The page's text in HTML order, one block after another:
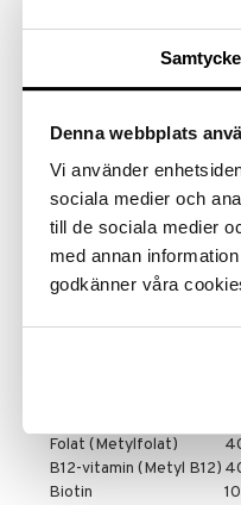
Samtycke
Denna webbplats
Vi använder
sociala medier och
till de sociala medier
med annan
godkänner våra
(metylkobalamin),
(tiaminhydroklorid), E-
Camellia sinensis
7), inositol, Para Amino
krompikolinat, biotin,
kopparcitrat,
"Näringsinnehåll
A-vitamin 2500 IE
D3-vitamin 1000 IE
E-vitamin 30 IE
C-vitamin
Folat (Metylfolat)
B12-vitamin (Metyl B12)
Biotin